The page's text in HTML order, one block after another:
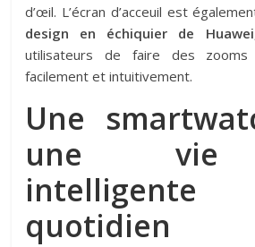
d’œil. L’écran d’acceuil est
design en échiquier de Huawei
utilisateurs de faire des
facilement et intuitivement.
Une
une vie
quotidien